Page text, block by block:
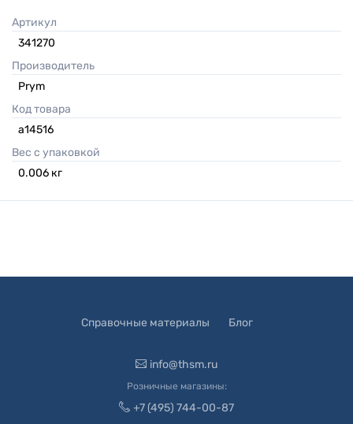
Артикул
341270
Производитель
Prym
Код товара
а14516
Вес с упаковкой
0.006 кг
Справочные материалы Блог
info@thsm.ru
Розничные магазины:
+7 (495) 744-00-87